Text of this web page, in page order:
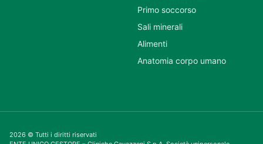
Primo soccorso
Sali minerali
Alimenti
Anatomia corpo umano
2026 © Tutti i diritti riservati